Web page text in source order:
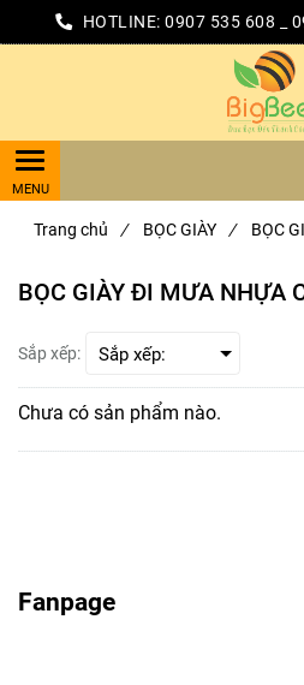
HOTLINE: 0907 535 608 _
Trang chủ / BỌC GIÀY / BỌC
BỌC GIÀY ĐI MƯA NHỰA
Sắp xếp:
Chưa có sản phẩm nào.
Fanpage